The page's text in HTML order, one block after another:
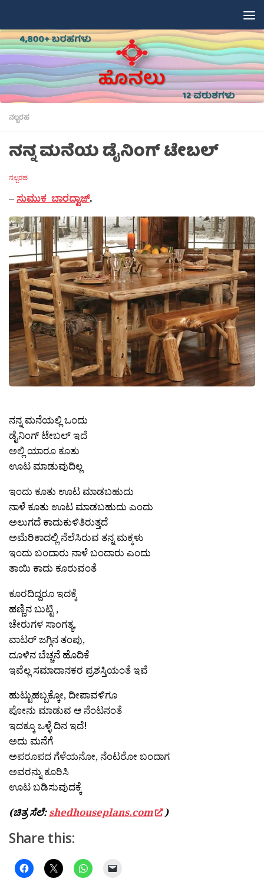
ನಲ್ಬರಹ
ನನ್ನ ಮನೆಯ ಡೈನಿಂಗ್ ಟೇಬಲ್
ನಲ್ಬರಹ
–ಸುಮುಕ ಬಾರದ್ವಾಜ್.
ನನ್ನ ಮನೆಯಲ್ಲಿ ಒಂದು
ಡೈನಿಂಗ್ ಟೇಬಲ್ ಇದೆ
ಅಲ್ಲಿ ಯಾರೂ ಕೂತು
ಊಟ ಮಾಡುವುದಿಲ್ಲ
ಇಂದು ಕೂತು ಊಟ ಮಾಡಬಹುದು
ನಾಳೆ ಕೂತು ಊಟ ಮಾಡಬಹುದು ಎಂದು
ಅಲುಗದೆ ಕಾದುಕುಳಿತಿರುತ್ತದೆ
ಅಮೆರಿಕಾದಲ್ಲಿ ನೆಲೆಸಿರುವ ತನ್ನ ಮಕ್ಕಳು
ಇಂದು ಬಂದಾರು ನಾಳೆ ಬಂದಾರು ಎಂದು
ತಾಯಿ ಕಾದು ಕೂರುವಂತೆ
ಕೂರದಿದ್ದರೂ ಇದಕ್ಕೆ
ಹಣ್ಣಿನ ಬುಟ್ಟಿ ,
ಚೇರುಗಳ ಸಾಂಗತ್ಯ,
ವಾಟರ್ ಜಗ್ಗಿನ ತಂಪು,
ದೂಳಿನ ಬೆಚ್ಚನೆ ಹೊದಿಕೆ
ಇವೆಲ್ಲ ಸಮಾದಾನಕರ ಪ್ರಶಸ್ತಿಯಂತೆ ಇವೆ
ಹುಟ್ಟುಹಬ್ಬಕ್ಕೋ, ದೀಪಾವಳಿಗೂ
ಪೋನು ಮಾಡುವ ಆ ನೆಂಟನಂತೆ
ಇದಕ್ಕೂ ಒಳ್ಳೆ ದಿನ ಇದೆ!
ಅದು ಮನೆಗೆ
ಅಪರೂಪದ ಗೆಳೆಯನೋ, ನೆಂಟರೋ ಬಂದಾಗ
ಅವರನ್ನು ಕೂರಿಸಿ
ಊಟ ಬಡಿಸುವುದಕ್ಕೆ
(ಚಿತ್ರ ಸೆಲೆ:shedhouseplans.com )
Share this: